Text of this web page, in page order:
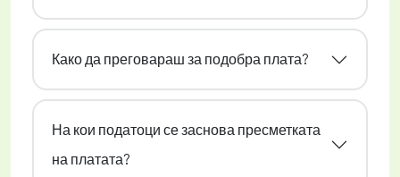
Како да преговараш за подобра плата?
На кои податоци се заснова пресметката
на платата?